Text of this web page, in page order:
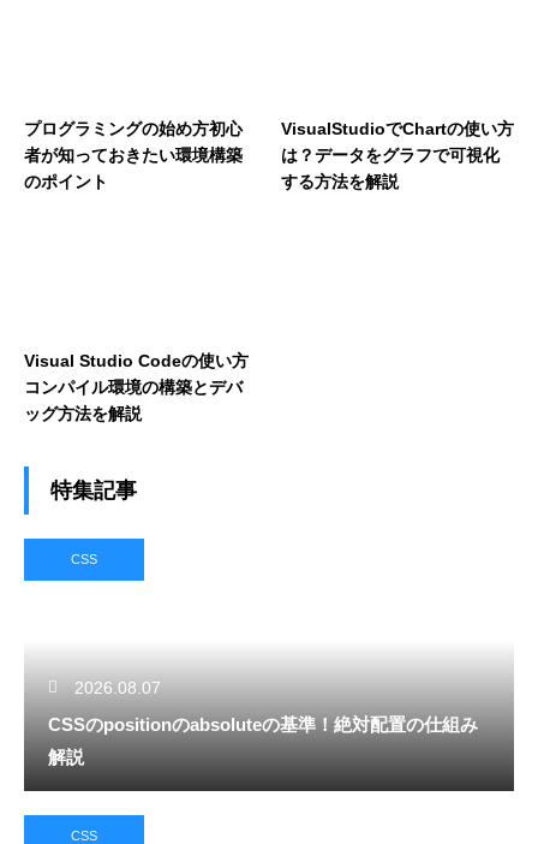
プログラミングの始め方初心
者が知っておきたい環境構築
のポイント
VisualStudioでChartの使い方
は？データをグラフで可視化
する方法を解説
Visual Studio Codeの使い方
コンパイル環境の構築とデバ
ッグ方法を解説
特集記事
CSS
2026.08.07
CSSのpositionのabsoluteの基準！絶対配置の仕組み
解説
CSS